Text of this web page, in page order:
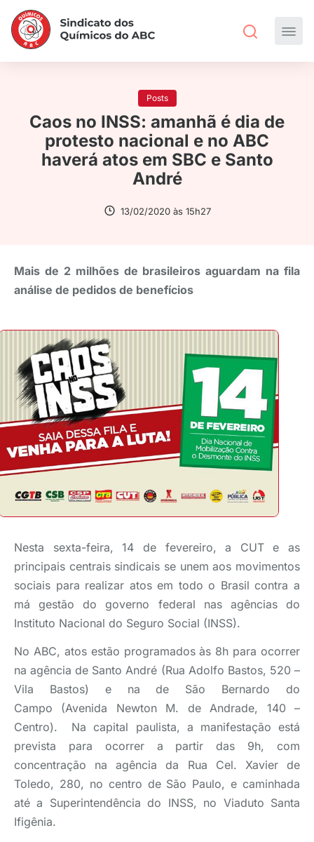
Posts
Caos no INSS: amanhã é dia de
protesto nacional e no ABC
haverá atos em SBC e Santo
André
13/02/2020 às 15h27
Mais de 2 milhões de brasileiros aguardam na fila
análise de pedidos de benefícios
Nesta sexta-feira, 14 de fevereiro, a CUT e as
principais centrais sindicais se unem aos movimentos
sociais para realizar atos em todo o Brasil contra a
má gestão do governo federal nas agências do
Instituto Nacional do Seguro Social (INSS).
No ABC, atos estão programados às 8h para ocorrer
na agência de Santo André (Rua Adolfo Bastos, 520 –
Vila Bastos) e na de São Bernardo do
Campo (Avenida Newton M. de Andrade, 140 –
Centro). Na capital paulista, a manifestação está
prevista para ocorrer a partir das 9h, com
concentração na agência da Rua Cel. Xavier de
Toledo, 280, no centro de São Paulo, e caminhada
até a Superintendência do INSS, no Viaduto Santa
Ifigênia.